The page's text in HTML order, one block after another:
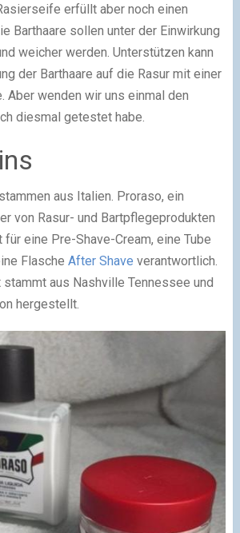
erfüllt aber noch einen
Barthaare sollen unter der Einwirkung
weicher werden. Unterstützen kann
der Barthaare auf die Rasur mit einer
Aber wenden wir uns einmal den
diesmal getestet habe.
aus Italien. Proraso, ein
von Rasur- und Bartpflegeprodukten
eine Pre-Shave-Cream, eine Tube
Flasche After Shave verantwortlich.
aus Nashville Tennessee und
hergestellt.